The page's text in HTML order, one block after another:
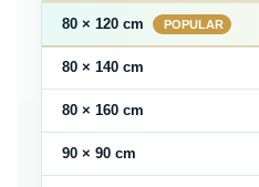
80 × 120 cm
80 × 140 cm
80 × 160 cm
90 × 90 cm